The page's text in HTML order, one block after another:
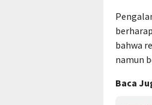
bahwa
namun
Baca